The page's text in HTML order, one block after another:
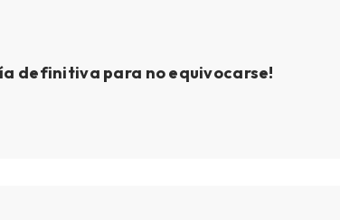
definitiva para no equivocarse!